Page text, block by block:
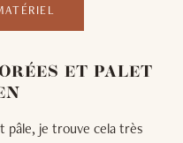
ET PALET
pâle, je trouve cela très